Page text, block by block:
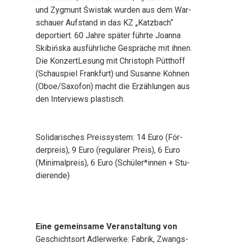
und Zyg­munt Świstak wur­den aus dem War­
schau­er Auf­stand in das KZ „Katz­bach“
depor­tiert. 60 Jah­re spä­ter führ­te Joan­na
Ski­bińs­ka aus­führ­li­che Gesprä­che mit ihnen.
Die Kon­zert­Le­sung mit Chris­toph Pütt­hoff
(Schau­spiel Frank­furt) und Susan­ne Koh­nen
(Oboe/Saxofon) macht die Erzäh­lun­gen aus
den Inter­views plas­tisch.
Soli­da­ri­sches Preis­sys­tem: 14 Euro (För­
der­preis), 9 Euro (regu­lä­rer Preis), 6 Euro
(Mini­mal­preis), 6 Euro (Schüler*innen + Stu­
die­ren­de)
Eine gemein­sa­me Ver­an­stal­tung von
Geschichts­ort Adler­wer­ke: Fabrik, Zwangs­